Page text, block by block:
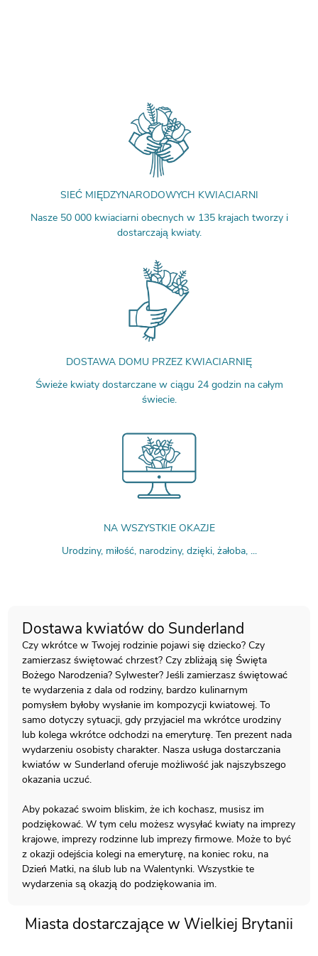
SIEĆ MIĘDZYNARODOWYCH KWIACIARNI
Nasze 50 000 kwiaciarni obecnych w 135 krajach tworzy i
dostarczają kwiaty.
DOSTAWA DOMU PRZEZ KWIACIARNIĘ
Świeże kwiaty dostarczane w ciągu 24 godzin na całym
świecie.
NA WSZYSTKIE OKAZJE
Urodziny, miłość, narodziny, dzięki, żałoba, ...
Dostawa kwiatów do Sunderland
Czy wkrótce w Twojej rodzinie pojawi się dziecko? Czy
zamierzasz świętować chrzest? Czy zbliżają się Święta
Bożego Narodzenia? Sylwester? Jeśli zamierzasz świętować
te wydarzenia z dala od rodziny, bardzo kulinarnym
pomysłem byłoby wysłanie im kompozycji kwiatowej. To
samo dotyczy sytuacji, gdy przyjaciel ma wkrótce urodziny
lub kolega wkrótce odchodzi na emeryturę. Ten prezent nada
wydarzeniu osobisty charakter. Nasza usługa dostarczania
kwiatów w Sunderland oferuje możliwość jak najszybszego
okazania uczuć.
Aby pokazać swoim bliskim, że ich kochasz, musisz im
podziękować. W tym celu możesz wysyłać kwiaty na imprezy
krajowe, imprezy rodzinne lub imprezy firmowe. Może to być
z okazji odejścia kolegi na emeryturę, na koniec roku, na
Dzień Matki, na ślub lub na Walentynki. Wszystkie te
wydarzenia są okazją do podziękowania im.
Miasta dostarczające w Wielkiej Brytanii